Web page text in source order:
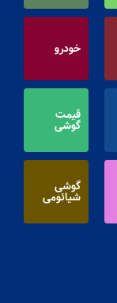
خودرو
قیمت
گوشی
گوشی
شیائومی